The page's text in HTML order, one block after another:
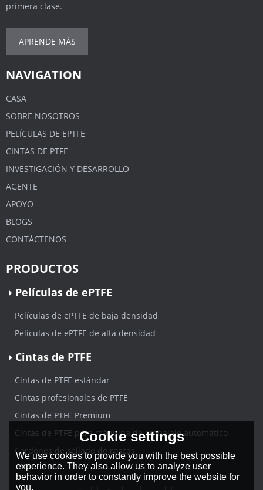
primera clase.
APRENDE MÁS
NAVIGATION
CASA
SOBRE NOSOTROS
PELÍCULAS DE EPTFE
CINTAS DE PTFE
INVESTIGACIÓN Y DESARROLLO
AGENTE
APOYO
BLOGS
CONTÁCTENOS
PRODUCTOS
Películas de ePTFE
Películas de ePTFE de baja densidad
Películas de ePTFE de alta densidad
Cintas de PTFE
Cintas de PTFE estándar
Cintas profesionales de PTFE
Cintas de PTFE Premium
Cintas de PTFE para máquina de embalaje automático
Cordones de sellado de roscas
Cookie settings
We use cookies to provide you with the best possible
experience. They also allow us to analyze user
behavior in order to constantly improve the website for
you.